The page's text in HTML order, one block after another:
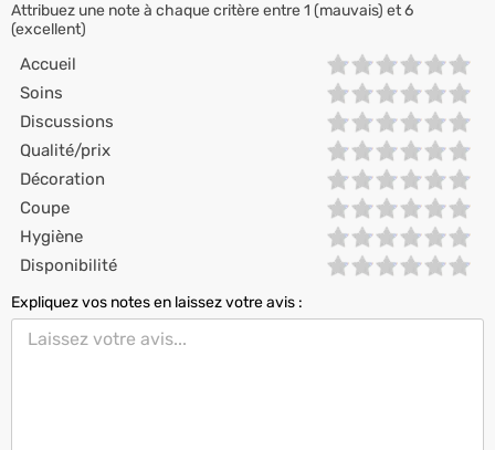
Attribuez une note à chaque critère entre 1 (mauvais) et 6
(excellent)
Accueil
Soins
Discussions
Qualité/prix
Décoration
Coupe
Hygiène
Disponibilité
Expliquez vos notes en laissez votre avis :